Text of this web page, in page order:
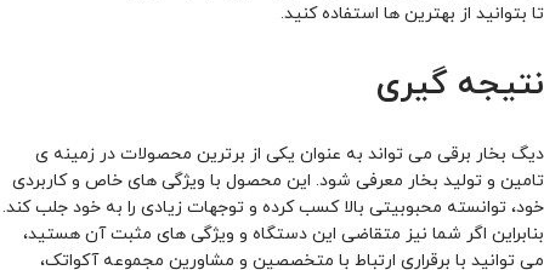
تا بتوانید از بهترین ها استفاده کنید.
نتیجه گیری
دیگ بخار برقی می تواند به عنوان یکی از برترین محصولات در زمینه ی
تامین و تولید بخار معرفی شود. این محصول با ویژگی های خاص و کاربردی
خود، توانسته محبوبیتی بالا کسب کرده و توجهات زیادی را به خود جلب کند.
بنابراین اگر شما نیز متقاضی این دستگاه و ویژگی های مثبت آن هستید،
می توانید با برقراری ارتباط با متخصصین و مشاورین مجموعه آکواتک،